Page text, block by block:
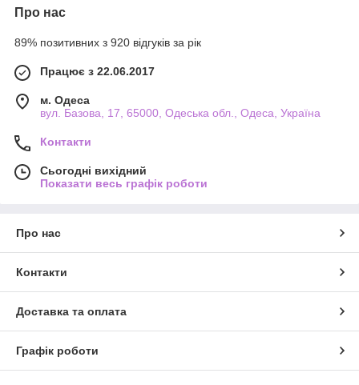
Про нас
89% позитивних з 920 відгуків за рік
Працює з 22.06.2017
м. Одеса
вул. Базова, 17, 65000, Одеська обл., Одеса, Україна
Контакти
Сьогодні вихідний
Показати весь графік роботи
Про нас
Контакти
Доставка та оплата
Графік роботи